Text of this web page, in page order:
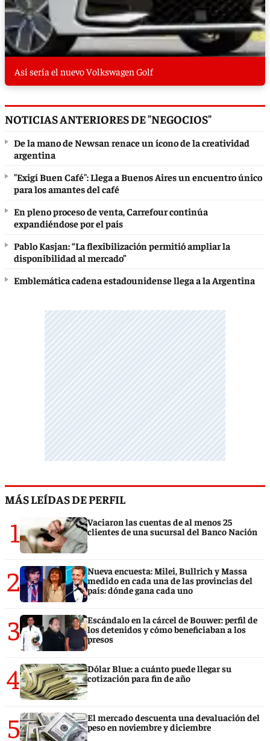
Así sería el nuevo Volkswagen Golf
NOTICIAS ANTERIORES DE "NEGOCIOS"
De la mano de Newsan renace un ícono de la creatividad
argentina
"Exigí Buen Café": Llega a Buenos Aires un encuentro único
para los amantes del café
En pleno proceso de venta, Carrefour continúa
expandiéndose por el país
Pablo Kasjan: “La flexibilización permitió ampliar la
disponibilidad al mercado”
Emblemática cadena estadounidense llega a la Argentina
MÁS LEÍDAS DE PERFIL
1
Vaciaron las cuentas de al menos 25
clientes de una sucursal del Banco Nación
2
Nueva encuesta: Milei, Bullrich y Massa
medido en cada una de las provincias del
país: dónde gana cada uno
3
Escándalo en la cárcel de Bouwer: perfil de
los detenidos y cómo beneficiaban a los
presos
4
Dólar Blue: a cuánto puede llegar su
cotización para fin de año
5
El mercado descuenta una devaluación del
peso en noviembre y diciembre